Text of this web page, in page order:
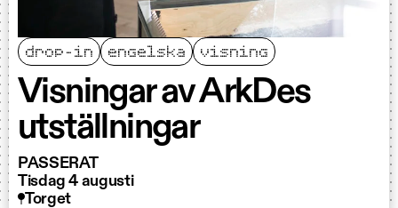
drop-in engelska visning
Visningar av ArkDes
utställningar
PASSERAT
Tisdag 4 augusti
Torget